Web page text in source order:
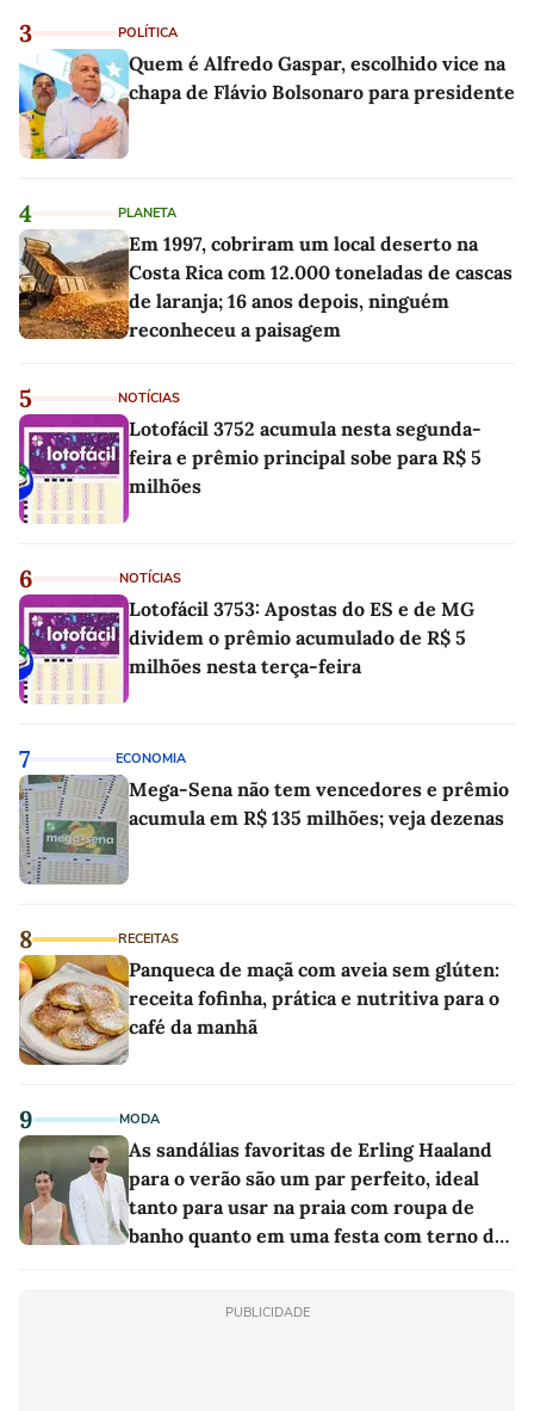
3 POLÍTICA
Quem é Alfredo Gaspar, escolhido vice na
chapa de Flávio Bolsonaro para presidente
4 PLANETA
Em 1997, cobriram um local deserto na
Costa Rica com 12.000 toneladas de cascas
de laranja; 16 anos depois, ninguém
reconheceu a paisagem
5 NOTÍCIAS
Lotofácil 3752 acumula nesta segunda-
feira e prêmio principal sobe para R$ 5
milhões
6 NOTÍCIAS
Lotofácil 3753: Apostas do ES e de MG
dividem o prêmio acumulado de R$ 5
milhões nesta terça-feira
7 ECONOMIA
Mega-Sena não tem vencedores e prêmio
acumula em R$ 135 milhões; veja dezenas
8 RECEITAS
Panqueca de maçã com aveia sem glúten:
receita fofinha, prática e nutritiva para o
café da manhã
9 MODA
As sandálias favoritas de Erling Haaland
para o verão são um par perfeito, ideal
tanto para usar na praia com roupa de
banho quanto em uma festa com terno de
PUBLICIDADE